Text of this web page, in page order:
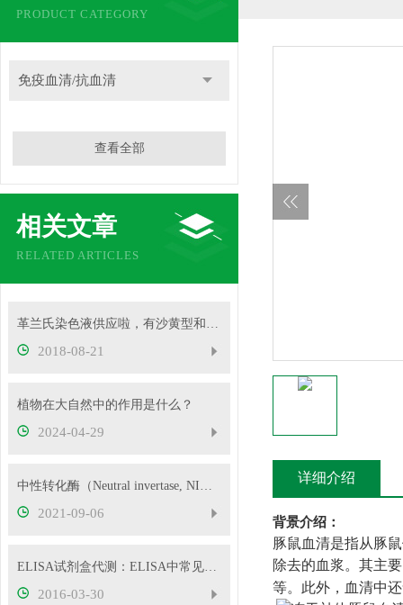
PRODUCT CATEGORY
免疫血清/抗血清
查看全部
相关文章
RELATED ARTICLES
革兰氏染色液供应啦，有沙黄型和复红型两种，赶快来了解吧
2018-08-21
植物在大自然中的作用是什么？
2024-04-29
中性转化酶（Neutral invertase, NI）的检测原理！
2021-09-06
ELISA试剂盒代测：ELISA中常见问题及解决方法经验总结
2016-03-30
详细介绍
背景介绍：
豚鼠血清是指从豚
除去的血浆。其主
等。此外，血清中